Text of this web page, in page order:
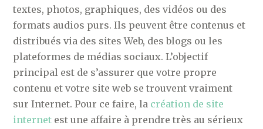
textes, photos, graphiques, des vidéos ou des
formats audios purs. Ils peuvent être contenus et
distribués via des sites Web, des blogs ou les
plateformes de médias sociaux. L’objectif
principal est de s’assurer que votre propre
contenu et votre site web se trouvent vraiment
sur Internet. Pour ce faire, la création de site
internet est une affaire à prendre très au sérieux